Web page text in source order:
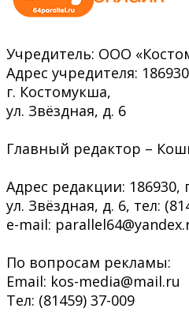
Учредитель: ООО
Адрес учредителя:
г. Костомукша,
ул. Звёздная, д. 6
Главный редактор –
Адрес редакции: 186930,
ул. Звёздная, д. 6, тел:
e-mail:
По вопросам рекламы:
Email: kos-media@mail.ru
Тел: (81459) 37-009